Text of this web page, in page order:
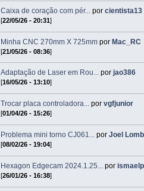
Caixa de coração com pér... porcientista13
[22/05/26 - 20:31]
Minha CNC 270mm X 725mm porMac_RC
[21/05/26 - 08:36]
Adaptação de Laser em Rou... por jao386
[16/05/26 - 13:10]
Trocar placa controladora... porvgfjunior
[01/04/26 - 15:26]
Problema mini torno CJ061... porJoel
[08/02/26 - 19:04]
Hexagon Edgecam 2024.1.25... por
[26/01/26 - 16:38]